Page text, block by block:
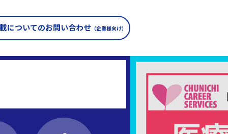
についてのお問い合わせ （企業様向け）